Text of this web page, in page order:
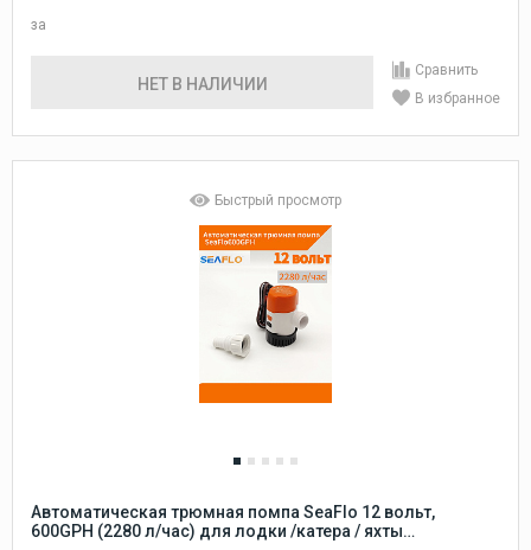
за
НЕТ В НАЛИЧИИ
Сравнить
В избранное
Быстрый просмотр
Автоматическая трюмная помпа SeaFlo 12 вольт,
600GPH (2280 л/час) для лодки /катера / яхты